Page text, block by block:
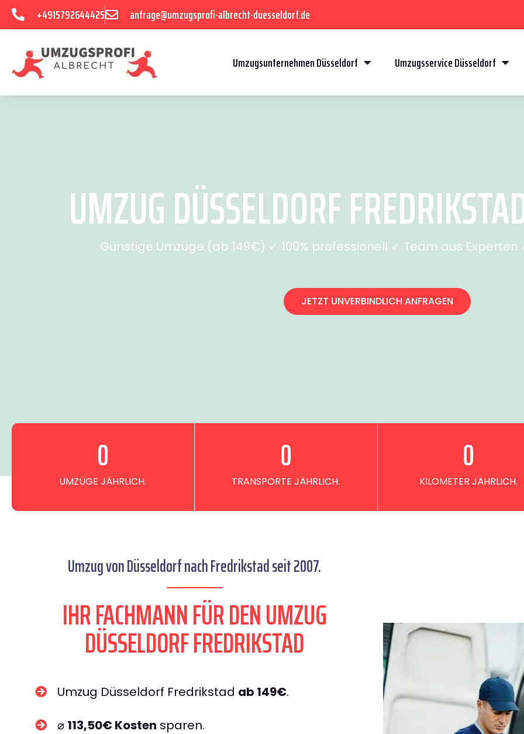
+4915792644425 anfrage@umzugsprofi-albrecht-duesseldorf.de
Umzugsunternehmen Düsseldorf Umzugsservice Düsseldorf
UMZUG DÜSSELDORF
Günstige Umzüge (ab 149€) ✓ 100% professionell ✓ Team aus
JETZT UNVERBINDLICH ANFRAGEN
UMZÜGE JÄHRLICH.
0
TRANSPORTE JÄHRLICH.
0
KILOMETER JÄHRLICH.
0
Umzug von Düsseldorf nach Fredrikstad seit 2007.
IHR FACHMANN FÜR DEN UMZUG
DÜSSELDORF FREDRIKSTAD
Umzug Düsseldorf Fredrikstad ab 149€.
⌀ 113,50€ Kosten sparen.